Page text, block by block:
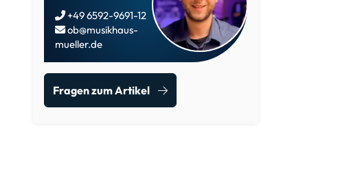
+49 6592-9691-12
ob@musikhaus-
mueller.de
Fragen zum Artikel